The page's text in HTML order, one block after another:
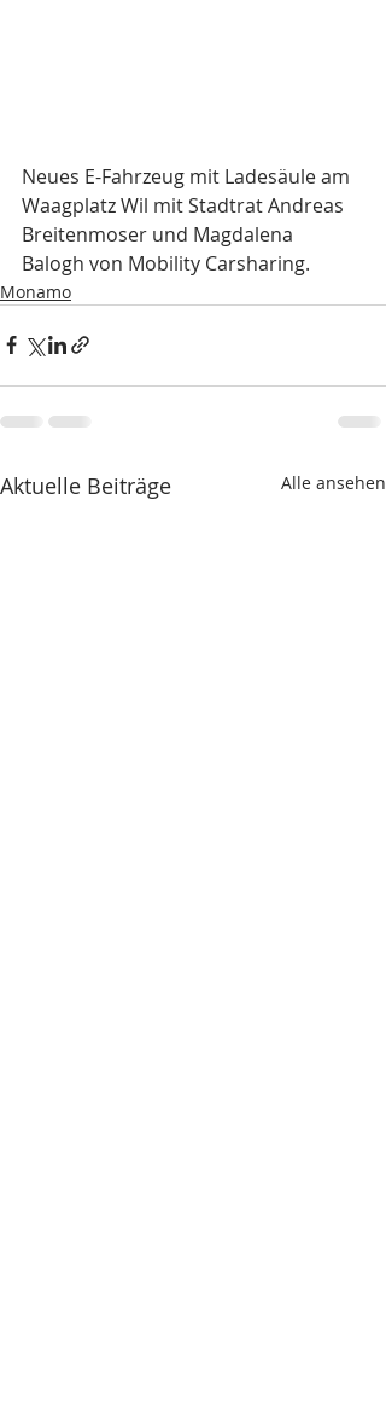
Neues E-Fahrzeug mit Ladesäule am
Waagplatz Wil mit Stadtrat Andreas
Breitenmoser und Magdalena
Balogh von Mobility Carsharing.
Monamo
Aktuelle Beiträge Alle ansehen